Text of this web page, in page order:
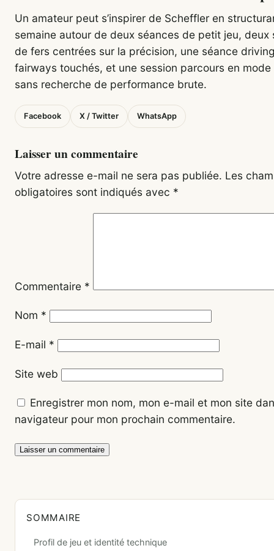
Un amateur peut s’inspirer de Scheffler en
semaine autour de deux séances de petit jeu, deux
de fers centrées sur la précision, une séance
fairways touchés, et une session parcours en
sans recherche de performance brute.
Facebook X / Twitter WhatsApp
Laisser un commentaire
Votre adresse e-mail ne sera pas publiée. Les
obligatoires sont indiqués avec *
Commentaire *
Nom *
E-mail *
Site web
Enregistrer mon nom, mon e-mail et mon site
navigateur pour mon prochain commentaire.
SOMMAIRE
Profil de jeu et identité technique